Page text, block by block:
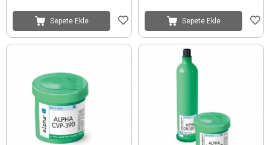
Sepete Ekle Sepete Ekle